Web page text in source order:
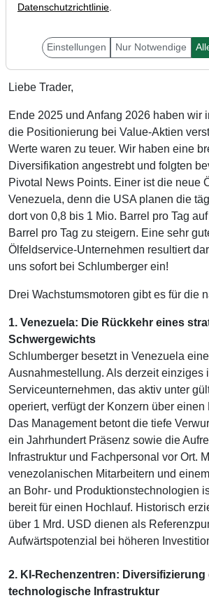
Liebe Trader,
Ende 2025 und Anfang 2026 haben wir
die Positionierung bei Value-Aktien
Werte waren zu teuer. Wir haben eine
Diversifikation angestrebt und folgten
Pivotal News Points. Einer ist die neue
Venezuela, denn die USA planen die
dort von 0,8 bis 1 Mio. Barrel pro Tag
Barrel pro Tag zu steigern. Eine sehr
Ölfeldservice-Unternehmen resultiert
uns sofort bei Schlumberger ein!
Drei Wachstumsmotoren gibt es für die
1. Venezuela: Die Rückkehr eines
Schwergewichts
Schlumberger besetzt in Venezuela eine
Ausnahmestellung. Als derzeit einziges
Serviceunternehmen, das aktiv unter
operiert, verfügt der Konzern über einen
Das Management betont die tiefe
ein Jahrhundert Präsenz sowie die
Infrastruktur und Fachpersonal vor Ort.
venezolanischen Mitarbeitern und
an Bohr- und Produktionstechnologien
bereit für einen Hochlauf. Historisch
über 1 Mrd. USD dienen als
Aufwärtspotenzial bei höheren
2. KI-Rechenzentren: Diversifizierung
technologische Infrastruktur
Datenschutzrichtlinie.
Einstellungen Nur Notwendige